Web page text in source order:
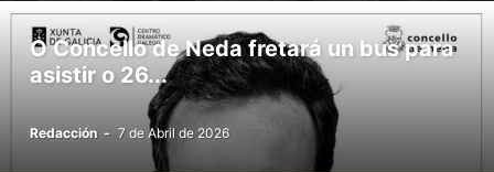
O Concello de Neda fretará un bus para
asistir o 26...
Redacción - 7 de Abril de 2026